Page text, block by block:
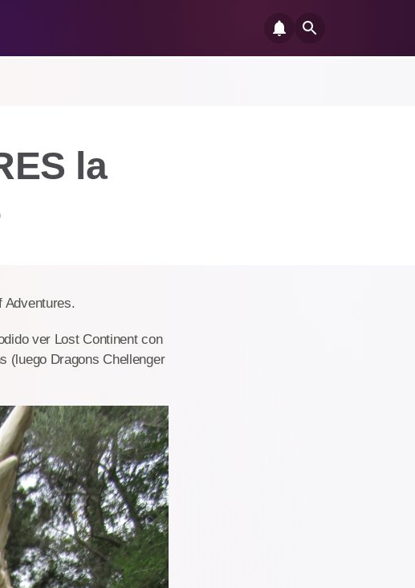
la
Adventures.
ver Lost Continent con
(luego Dragons Chellenger